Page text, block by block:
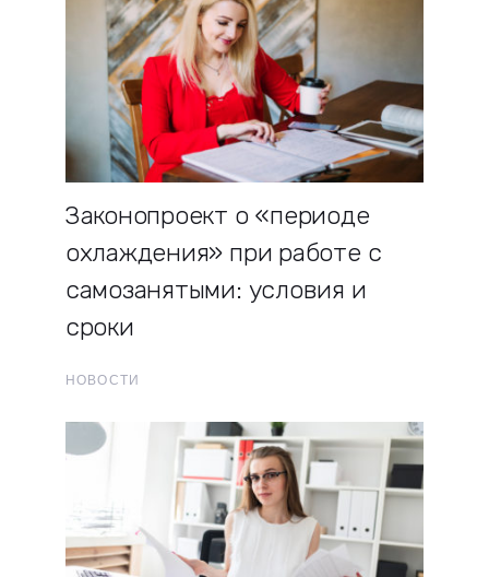
Законопроект о «периоде
охлаждения» при работе с
самозанятыми: условия и
сроки
НОВОСТИ